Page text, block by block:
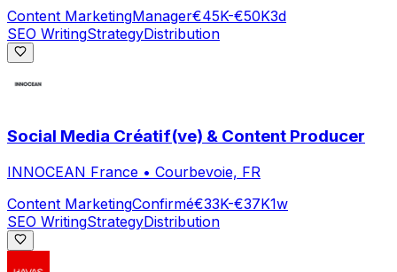
Content MarketingManager€45K-€50K3d
SEO WritingStrategyDistribution
Social Media Créatif(ve) & Content Producer
INNOCEAN France • Courbevoie, FR
Content MarketingConfirmé€33K-€37K1w
SEO WritingStrategyDistribution